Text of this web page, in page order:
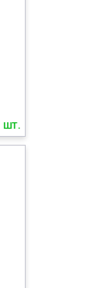
шт.